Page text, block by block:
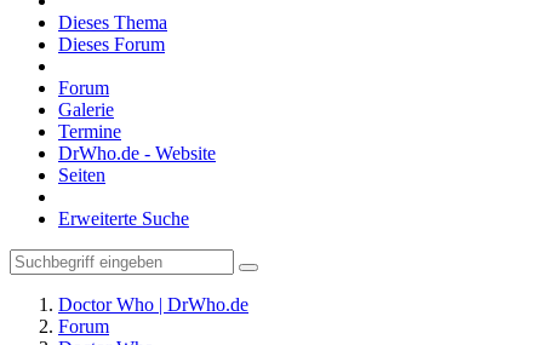
Dieses Thema
Dieses Forum
Forum
Galerie
Termine
DrWho.de - Website
Seiten
Erweiterte Suche
Doctor Who | DrWho.de
Forum